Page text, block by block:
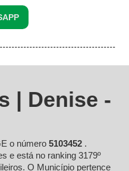
| Denise -
o número 5103452 .
e está no ranking 3179º
O Município pertence